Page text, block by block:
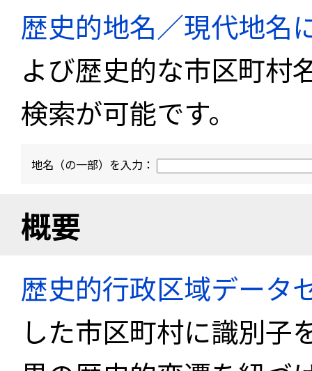
歴史的地名／現代地名
よび歴史的な市区町村
検索が可能です。
地名（の一部）を入力：
概要
歴史的行政区域データ
した市区町村に識別子